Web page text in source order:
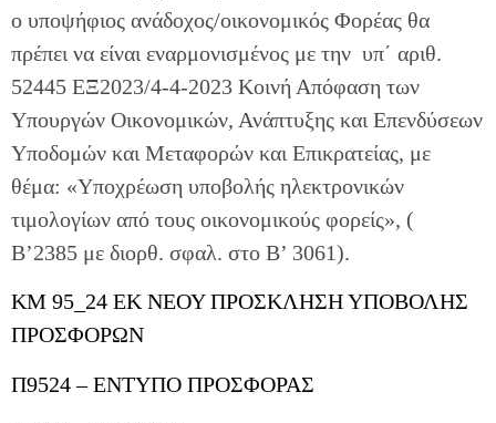
ο υποψήφιος ανάδοχος/οικονομικός Φορέας θα
πρέπει να είναι εναρμονισμένος με την υπ΄ αριθ.
52445 ΕΞ2023/4-4-2023 Κοινή Απόφαση των
Υπουργών Οικονομικών, Ανάπτυξης και Επενδύσεων
Υποδομών και Μεταφορών και Επικρατείας, με
θέμα: «Υποχρέωση υποβολής ηλεκτρονικών
τιμολογίων από τους οικονομικούς φορείς», (
Β’2385 με διορθ. σφαλ. στο Β’ 3061).
ΚΜ 95_24 ΕΚ ΝΕΟΥ ΠΡΟΣΚΛΗΣΗ ΥΠΟΒΟΛΗΣ
ΠΡΟΣΦΟΡΩΝ
Π9524 – ΕΝΤΥΠΟ ΠΡΟΣΦΟΡΑΣ